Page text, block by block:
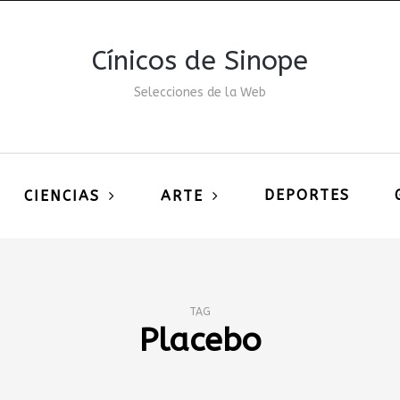
Cínicos de Sinope
Selecciones de la Web
CIENCIAS ARTE DEPORTES
TAG
Placebo